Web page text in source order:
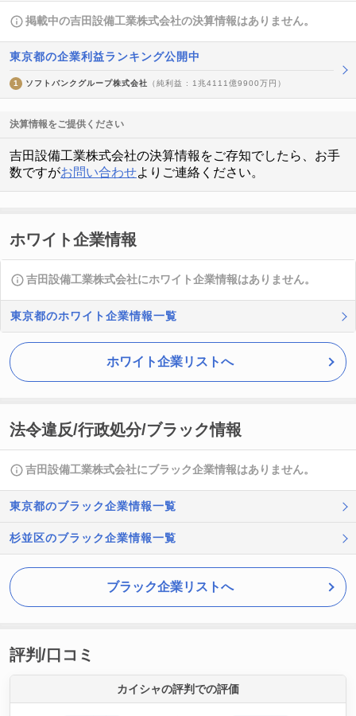
掲載中の吉田設備工業株式会社の決算情報はありません。
東京都の企業利益ランキング公開中
1 ソフトバンクグループ株式会社 （純利益 : 1兆4111億9900万円）
決算情報をご提供ください
吉田設備工業株式会社の決算情報をご存知でしたら、お手
数ですがお問い合わせよりご連絡ください。
ホワイト企業情報
吉田設備工業株式会社にホワイト企業情報はありません。
東京都のホワイト企業情報一覧
ホワイト企業リストへ
法令違反/行政処分/ブラック情報
吉田設備工業株式会社にブラック企業情報はありません。
東京都のブラック企業情報一覧
杉並区のブラック企業情報一覧
ブラック企業リストへ
評判/口コミ
カイシャの評判での評価